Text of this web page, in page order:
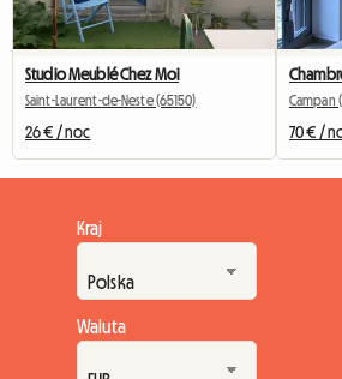
Studio Meublé Chez Moi
Saint-Laurent-de-Neste (65150)
26 € / noc
Campan
70 € /
Kraj
Waluta